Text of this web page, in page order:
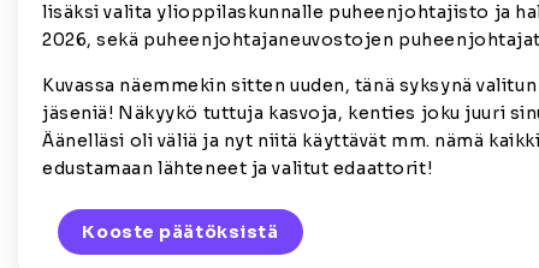
lisäksi valita ylioppilaskunnalle puheenjohtajisto ja
2026, sekä puheenjohtajaneuvostojen
Kuvassa näemmekin sitten uuden, tänä syksynä
jäseniä! Näkyykö tuttuja kasvoja, kenties joku juuri
Äänelläsi oli väliä ja nyt niitä käyttävät mm. nämä
edustamaan lähteneet ja valitut edaattorit!
Kooste päätöksistä